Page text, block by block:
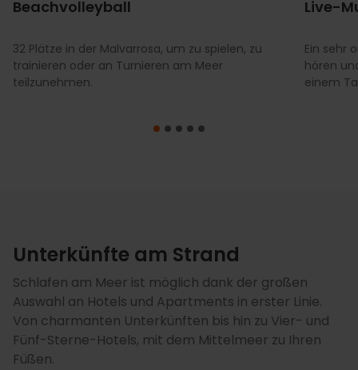
Beachvolleyball
32 Plätze in der Malvarrosa, um zu spielen, zu
trainieren oder an Turnieren am Meer
teilzunehmen.
Live-
Ein sehr
hören
einem
Unterkünfte am Strand
Schlafen am Meer ist möglich dank der großen
Auswahl an Hotels und Apartments in erster Linie.
Von charmanten Unterkünften bis hin zu Vier- und
Fünf-Sterne-Hotels, mit dem Mittelmeer zu Ihren
Füßen.